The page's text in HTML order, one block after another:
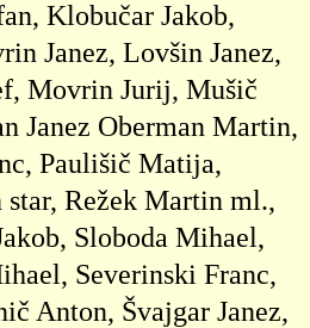
Klobučar Jakob,
Janez, Lovšin Janez,
Movrin Jurij, Mušič
Janez Oberman Martin,
Paulišič Matija,
star, Režek Martin ml.,
Sloboda Mihael,
Severinski Franc,
Anton, Švajgar Janez,